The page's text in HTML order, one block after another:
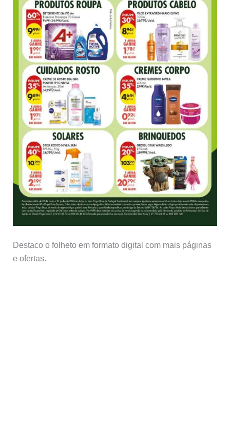
Destaco o folheto em formato digital com mais páginas
e ofertas.